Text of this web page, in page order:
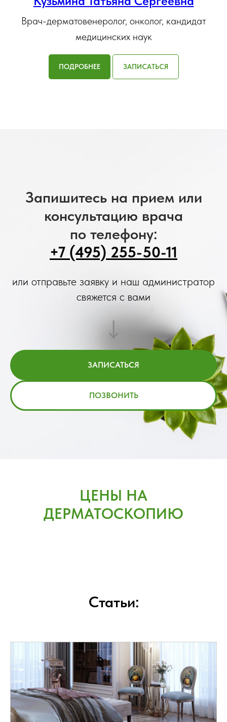
Врач-дерматовенеролог, онколог, кандидат
медицинских наук
ПОДРОБНЕЕ ЗАПИСАТЬСЯ
Запишитесь на прием или
консультацию врача
по телефону:
+7 (495) 255-50-11
или отправьте заявку и наш администратор
свяжется с вами
ЗАПИСАТЬСЯ
ПОЗВОНИТЬ
ЦЕНЫ НА
ДЕРМАТОСКОПИЮ
Статьи: